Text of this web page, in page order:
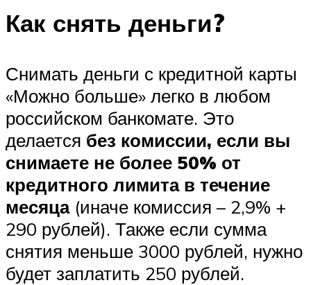
Как снять деньги?
Снимать деньги с кредитной карты
«Можно больше» легко в любом
российском банкомате. Это
делается без комиссии, если вы
снимаете не более 50% от
кредитного лимита в течение
месяца(иначе комиссия – 2,9% +
290 рублей). Также если сумма
снятия меньше 3000 рублей, нужно
будет заплатить 250 рублей.